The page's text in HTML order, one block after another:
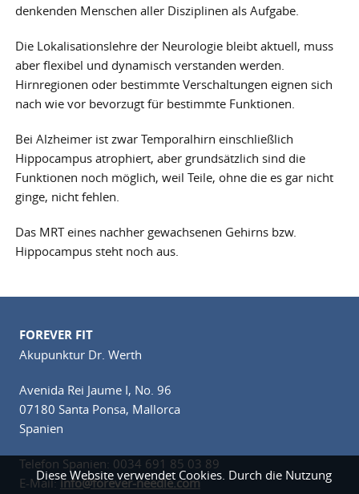
denkenden Menschen aller Disziplinen als Aufgabe.
Die Lokalisationslehre der Neurologie bleibt aktuell, muss
aber flexibel und dynamisch verstanden werden.
Hirnregionen oder bestimmte Verschaltungen eignen sich
nach wie vor bevorzugt für bestimmte Funktionen.
Bei Alzheimer ist zwar Temporalhirn einschließlich
Hippocampus atrophiert, aber grundsätzlich sind die
Funktionen noch möglich, weil Teile, ohne die es gar nicht
ginge, nicht fehlen.
Das MRT eines nachher gewachsenen Gehirns bzw.
Hippocampus steht noch aus.
FOREVER FIT
Akupunktur Dr. Werth
Avenida Rei Jaume I, No. 96
07180 Santa Ponsa, Mallorca
Spanien
Telefon Spanien: 0034 691 85 03 89
E-Mail:info@forever-needle.com
Diese Website verwendet Cookies. Durch die Nutzung